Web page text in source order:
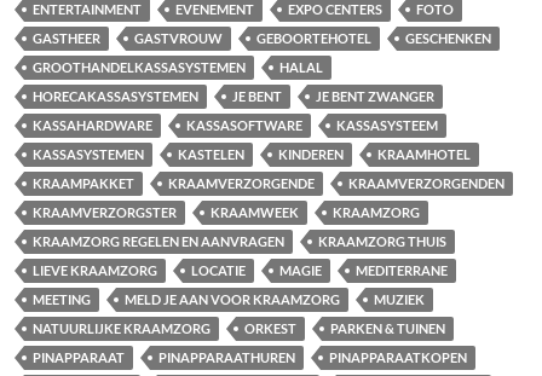
ENTERTAINMENT
EVENEMENT EXPO CENTERS
FOTO
GASTHEER
GASTVROUW GEBOORTEHOTEL
GESCHENKEN
GROOTHANDELKASSASYSTEMEN
HALAL
HORECAKASSASYSTEMEN
JE BENT
JE BENT ZWANGER
KASSAHARDWARE
KASSASOFTWARE
KASSASYSTEEM
KASSASYSTEMEN
KASTELEN KINDEREN
KRAAMHOTEL
KRAAMPAKKET
KRAAMVERZORGENDE
KRAAMVERZORGENDEN
KRAAMVERZORGSTER
KRAAMWEEK
KRAAMZORG
KRAAMZORG REGELEN EN AANVRAGEN
KRAAMZORG THUIS
LIEVE KRAAMZORG
LOCATIE MAGIE
MEDITERRANE
MEETING
MELD JE AAN VOOR KRAAMZORG
MUZIEK
NATUURLIJKE KRAAMZORG
ORKEST
PARKEN & TUINEN
PINAPPARAAT
PINAPPARAATHUREN
PINAPPARAATKOPEN